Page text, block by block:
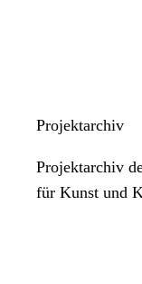
Projektarchiv
Projektarchiv
für Kunst und